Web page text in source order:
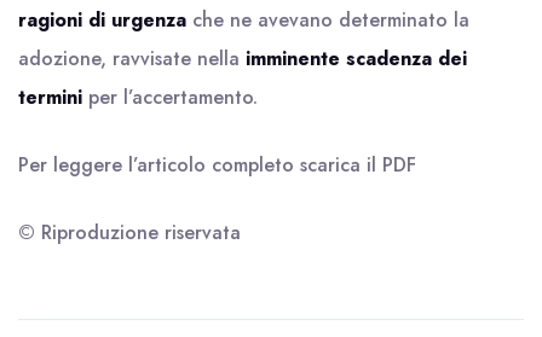
ragioni di urgenza che ne avevano determinato la
adozione, ravvisate nella imminente scadenza dei
termini per l’accertamento.
Per leggere l’articolo completo scarica il PDF
© Riproduzione riservata